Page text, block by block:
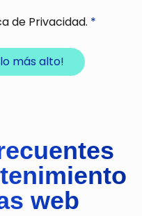
de Privacidad. *
más alto!
web